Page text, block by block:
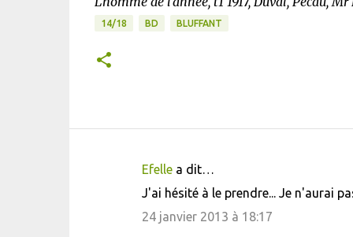
14/18 BD BLUFFANT
Efellea dit…
J'ai hésité à le prendre... Je n'aurai
24 janvier 2013 à 18:17